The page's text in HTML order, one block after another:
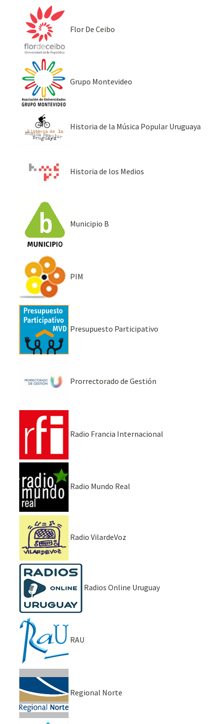
Flor De Ceibo
Grupo Montevideo
Historia de la Música Popular Uruguaya
Historia de los Medios
Municipio B
PIM
Presupuesto Participativo
Prorrectorado de Gestión
Radio Francia Internacional
Radio Mundo Real
Radio VilardeVoz
Radios Online Uruguay
RAU
Regional Norte